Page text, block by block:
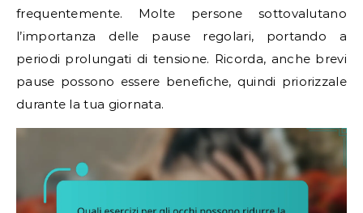
frequentemente. Molte persone sottovalutano
l’importanza delle pause regolari, portando a
periodi prolungati di tensione. Ricorda, anche brevi
pause possono essere benefiche, quindi priorizzale
durante la tua giornata.